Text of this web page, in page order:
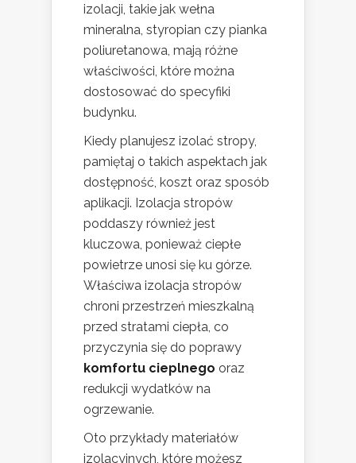
izolacji, takie jak wełna
mineralna, styropian czy pianka
poliuretanowa, mają różne
właściwości, które można
dostosować do specyfiki
budynku.
Kiedy planujesz izolać stropy,
pamiętaj o takich aspektach jak
dostępność, koszt oraz sposób
aplikacji. Izolacja stropów
poddaszy również jest
kluczowa, ponieważ ciepłe
powietrze unosi się ku górze.
Właściwa izolacja stropów
chroni przestrzeń mieszkalną
przed stratami ciepła, co
przyczynia się do poprawy
komfortu cieplnego oraz
redukcji wydatków na
ogrzewanie.
Oto przykłady materiałów
izolacyjnych, które możesz